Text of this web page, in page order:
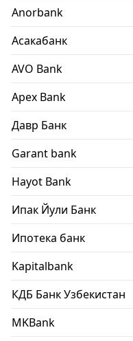
Anorbank
Асакабанк
AVO Bank
Apex Bank
Давр Банк
Garant bank
Hayot Bank
Ипак Йули Банк
Ипотека банк
Kapitalbank
КДБ Банк Узбекистан
MKBank